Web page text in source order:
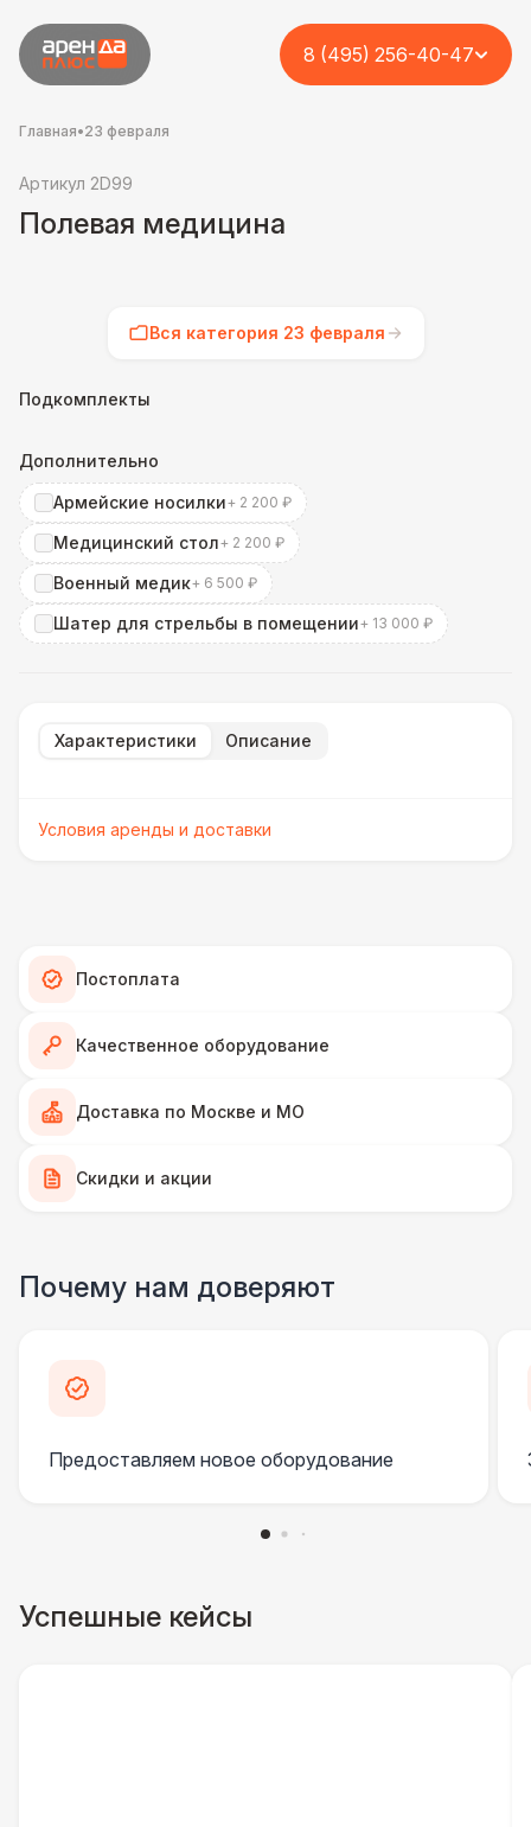
8 (495) 256-40-47
Главная•23 февраля
Артикул 2D99
Полевая медицина
Вся категория 23 февраля
Подкомплекты
Дополнительно
Армейские носилки+ 2 200 ₽
Медицинский стол+ 2 200 ₽
Военный медик+ 6 500 ₽
Шатер для стрельбы в помещении+ 13 000 ₽
Характеристики Описание
Условия аренды и доставки
Постоплата
Качественное оборудование
Доставка по Москве и МО
Скидки и акции
Почему нам доверяют
Предоставляем новое оборудование
Успешные кейсы